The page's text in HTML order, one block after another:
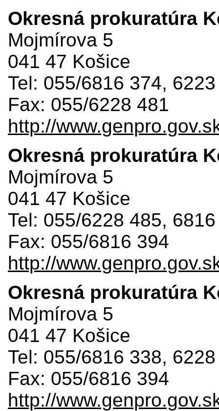
Okresná prokuratúra
Mojmírova 5
041 47 Košice
Tel: 055/6816 374,
Fax: 055/6228 481
http://
Okresná prokuratúra
Mojmírova 5
041 47 Košice
Tel: 055/6228 485,
Fax: 055/6816 394
http://
Okresná prokuratúra
Mojmírova 5
041 47 Košice
Tel: 055/6816 338,
Fax: 055/6816 394
http://